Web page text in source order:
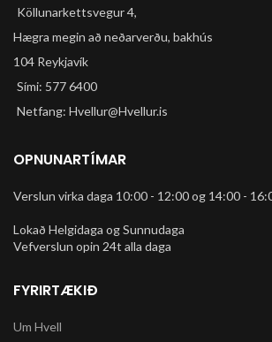
Köllunarkettsvegur 4,
Hægra megin að neðarverðu, bakhús
104 Reykjavík
Sími: 577 6400
Netfang: Hvellur@Hvellur.is
OPNUNARTÍMAR
Verslun virka daga 10:00 - 12:00 og 14:00 -
Lokað Helgidaga og Sunnudaga
Vefverslun opin 24t alla daga
FYRIRTÆKIÐ
Um Hvell